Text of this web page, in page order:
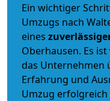
Ein wichtiger
Umzugs nach
eines
Oberhausen. Es
das Unternehmen
Erfahrung und
Umzug